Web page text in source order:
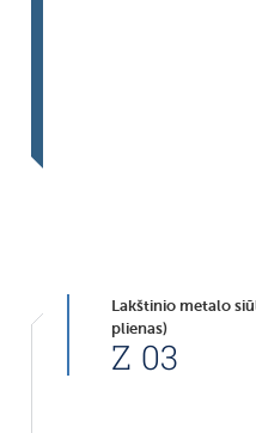
Lakštinio metalo
plienas)
Z 03